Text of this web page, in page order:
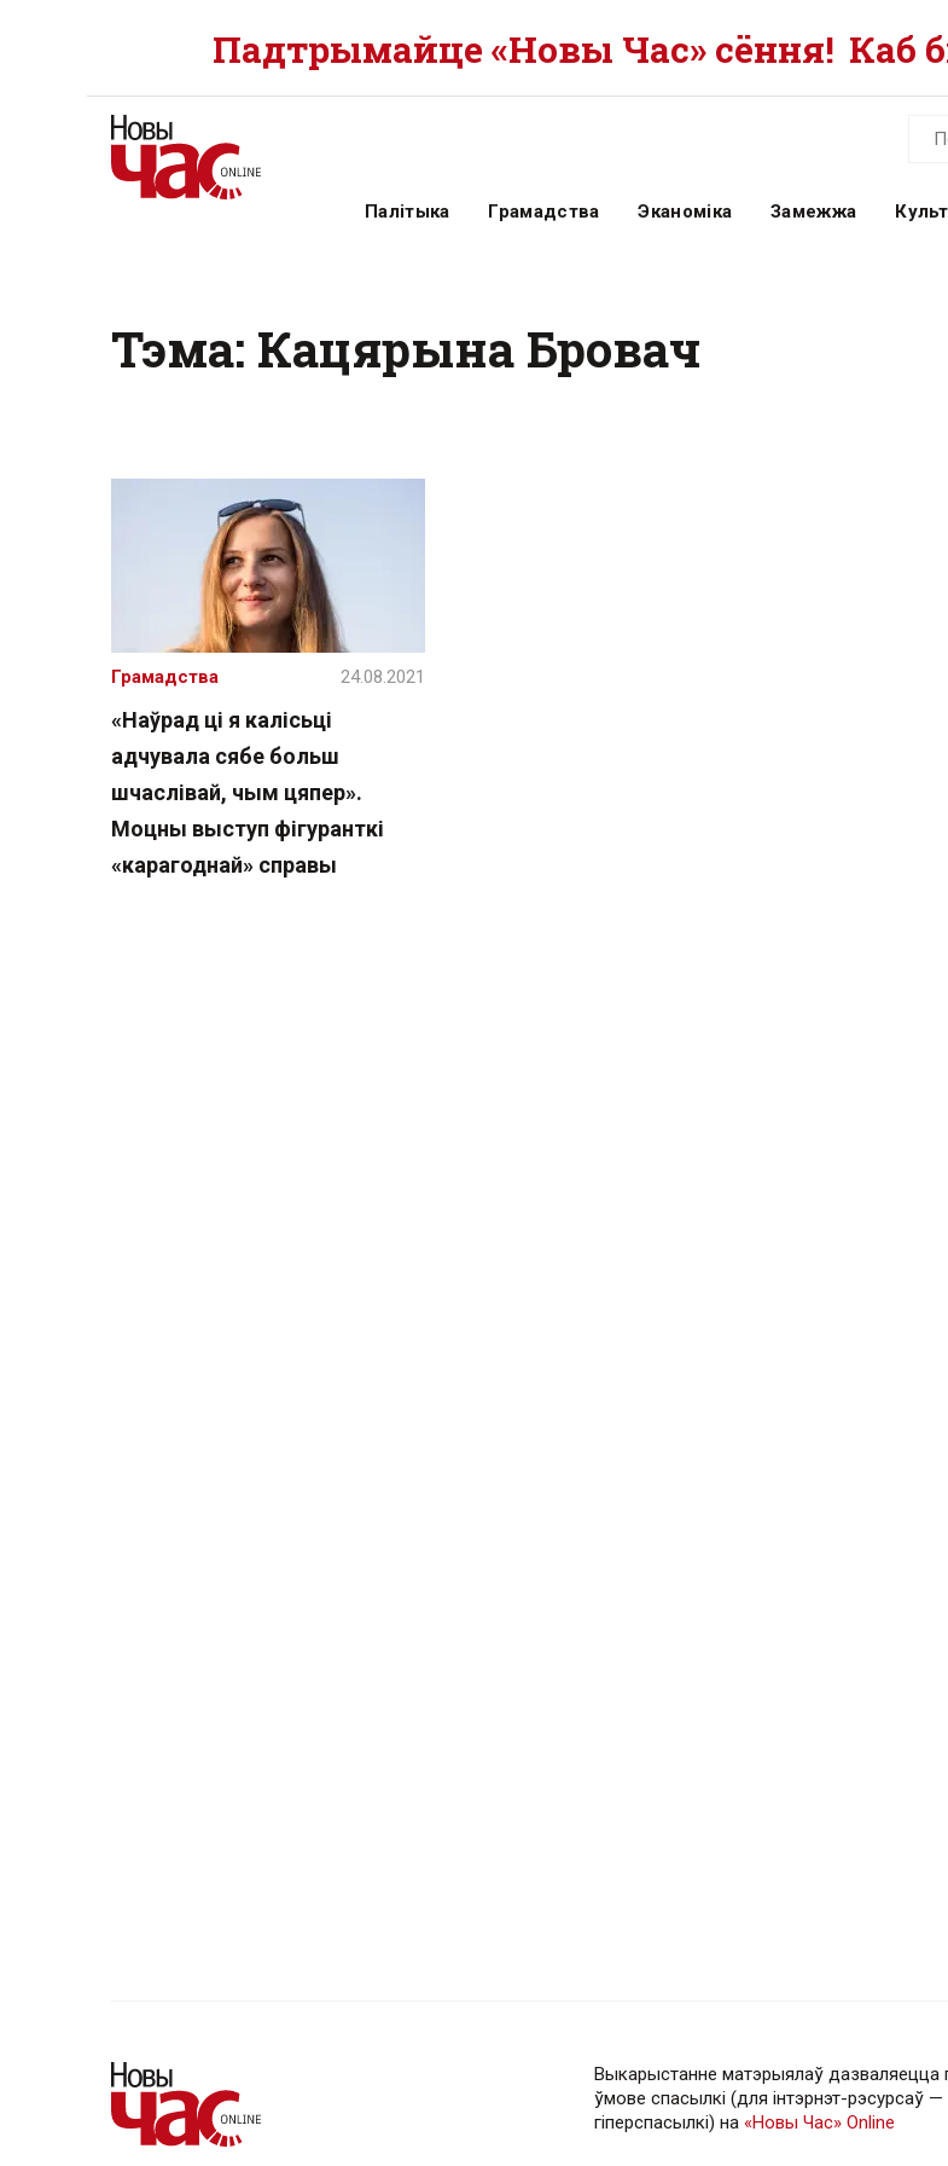
Падтрымайце «Новы Час» сёння! Каб
Палітыка Грамадства Эканоміка Замежжа
Тэма: Кацярына Бровач
«Наўрад ці я калісьці
адчувала сябе больш
шчаслівай, чым цяпер».
Моцны выступ фігуранткі
«карагоднай» справы
Грамадства 24.08.2021
Выкарыстанне матэрыялаў дазваляецца
ўмове спасылкі (для інтэрнэт-рэсурсаў —
гiперспасылкi) на «Новы Час» Online